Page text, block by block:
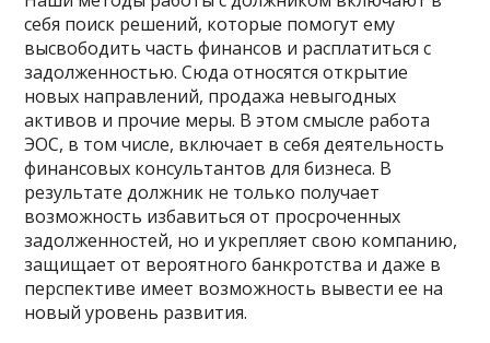
себя поиск решений, которые помогут ему
высвободить часть финансов и расплатиться с
задолженностью. Сюда относятся открытие
новых направлений, продажа невыгодных
активов и прочие меры. В этом смысле работа
ЭОС, в том числе, включает в себя деятельность
финансовых консультантов для бизнеса. В
результате должник не только получает
возможность избавиться от просроченных
задолженностей, но и укрепляет свою компанию,
защищает от вероятного банкротства и даже в
перспективе имеет возможность вывести ее на
новый уровень развития.